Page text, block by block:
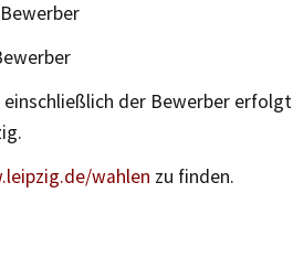
der Bewerber erfolgt
wahlen zu finden.